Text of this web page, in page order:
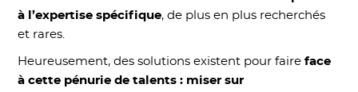
à l’expertise spécifique, de plus en plus recherchés
et rares.
Heureusement, des solutions existent pour faireface
à cette pénurie de talents : miser sur